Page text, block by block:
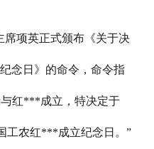
项英正式颁布《关于决
念日》的命令，命令指
红***成立，特决定于
工农红***成立纪念日。”